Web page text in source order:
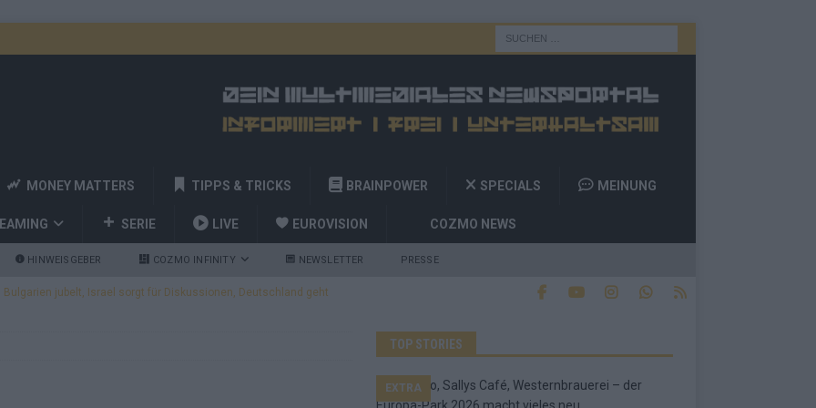
MONEY MATTERS TIPPS & TRICKS BRAINPOWER SPECIALS MEINUNG
SERIE LIVE EUROVISION COZMO NEWS
HINWEISGEBER COZMO INFINITY NEWSLETTER PRESSE
Bulgarien jubelt, Israel sorgt für Diskussionen, Deutschland geht
und Billy Joel – das ESC-Finale wird eine Party
TOP STORIES
EXTRA